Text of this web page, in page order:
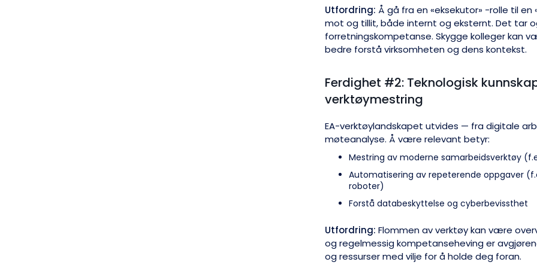
Utfordring: Å gå fra en «eksekutor» -rolle til
mot og tillit, både internt og eksternt. Det tar
forretningskompetanse. Skygge kolleger kan
bedre forstå virksomheten og dens kontekst.
Ferdighet #2: Teknologisk
verktøymestring
EA-verktøylandskapet utvides — fra digitale
møteanalyse. Å være relevant betyr:
Mestring av moderne samarbeidsverktøy
Automatisering av repeterende oppgaver
roboter)
Forstå databeskyttelse og cyberbevissthet
Utfordring: Flommen av verktøy kan være
og regelmessig kompetanseheving er
og ressurser med vilje for å holde deg foran.